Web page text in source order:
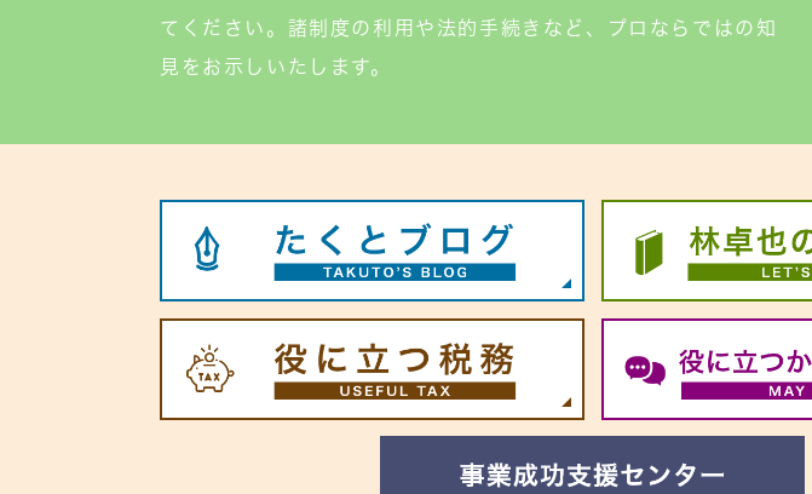
てください。諸制度の利用や法的手続きなど、プロならではの知
見をお示しいたします。